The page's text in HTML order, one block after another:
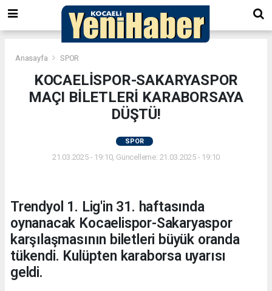
Anasayfa SPOR
KOCAELİSPOR-SAKARYASPOR
MAÇI BİLETLERİ KARABORSAYA
DÜŞTÜ!
SPOR
21.03.2025 - 19:10, Güncelleme: 21.03.2025 - 19:10
Trendyol 1. Lig'in 31. haftasında
oynanacak Kocaelispor-Sakaryaspor
karşılaşmasının biletleri büyük oranda
tükendi. Kulüpten karaborsa uyarısı
geldi.